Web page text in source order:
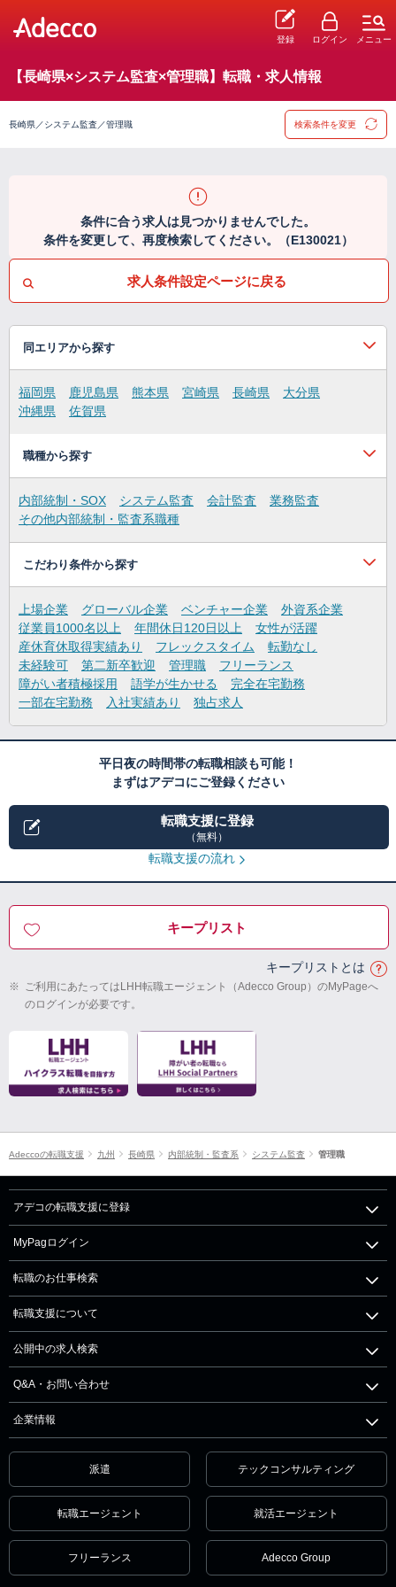
登録 ログイン メニュー
【長崎県×システム監査×管理職】転職・求人情報
長崎県／システム監査／管理職 検索条件を変更
条件に合う求人は見つかりませんでした。
条件を変更して、再度検索してください。（E130021）
求人条件設定ページに戻る
同エリアから探す
福岡県 鹿児島県 熊本県 宮崎県 長崎県
大分県
沖縄県
佐賀県
職種から探す
内部統制・SOX システム監査 会計監査
業務監査
その他内部統制・監査系職種
こだわり条件から探す
上場企業 グローバル企業 ベンチャー企業
外資系企業
従業員1000名以上
年間休日120日以上
女性が活躍
産休育休取得実績あり
フレックスタイム
転勤なし
未経験可
第二新卒歓迎 管理職
フリーランス
障がい者積極採用
語学が生かせる
完全在宅勤務
一部在宅勤務
入社実績あり 独占求人
平日夜の時間帯の転職相談も可能！
まずはアデコにご登録ください
転職支援に登録
（無料）
転職支援の流れ
キープリスト
キープリストとは
※ ご利用にあたってはLHH転職エージェント（Adecco Group）のMyPageへ
のログインが必要です。
Adeccoの転職支援 九州 長崎県 内部統制・監査系 システム監査 管理職
アデコの転職支援に登録
MyPagログイン
転職のお仕事検索
転職支援について
公開中の求人検索
Q&A・お問い合わせ
企業情報
派遣 テックコンサルティング
転職エージェント 就活エージェント
フリーランス Adecco Group